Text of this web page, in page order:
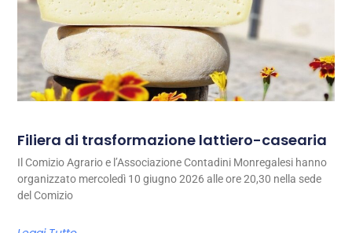
Filiera di trasformazione lattiero-casearia
Il Comizio Agrario e l’Associazione Contadini Monregalesi hanno
organizzato mercoledì 10 giugno 2026 alle ore 20,30 nella sede
del Comizio